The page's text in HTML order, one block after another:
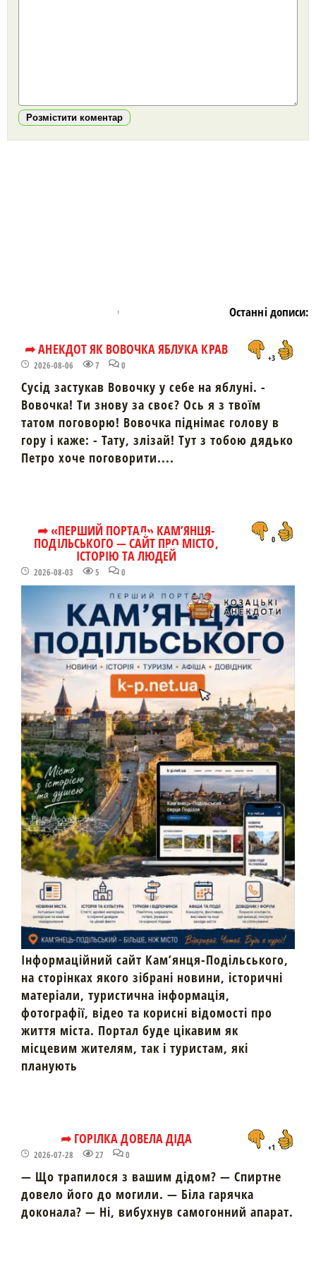
Розмістити коментар
Останні дописи:
➦ АНЕКДОТ ЯК ВОВОЧКА ЯБЛУКА КРАВ
2026-08-06 7 0
+3
Сусід застукав Вовочку у себе на яблуні. -
Вовочка! Ти знову за своє? Ось я з твоїм
татом поговорю! Вовочка піднімає голову в
гору і каже: - Тату, злізай! Тут з тобою дядько
Петро хоче поговорити....
➦ «ПЕРШИЙ ПОРТАЛ» КАМ’ЯНЦЯ-
ПОДІЛЬСЬКОГО — САЙТ ПРО МІСТО,
ІСТОРІЮ ТА ЛЮДЕЙ
2026-08-03 5 0
0
Інформаційний сайт Кам’янця-Подільського,
на сторінках якого зібрані новини, історичні
матеріали, туристична інформація,
фотографії, відео та корисні відомості про
життя міста. Портал буде цікавим як
місцевим жителям, так і туристам, які
планують
➦ ГОРІЛКА ДОВЕЛА ДІДА
2026-07-28 27 0
+1
— Що трапилося з вашим дідом? — Спиртне
довело його до могили. — Біла гарячка
доконала? — Ні, вибухнув самогонний апарат.